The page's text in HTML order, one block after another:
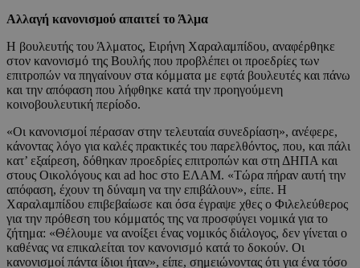
Αλλαγή κανονισμού απαιτεί το Άλμα
Η βουλευτής του Άλματος, Ειρήνη Χαραλαμπίδου, αναφέρθηκε
στον κανονισμό της Βουλής που προβλέπει οι προεδρίες των
επιτροπών να πηγαίνουν στα κόμματα με εφτά βουλευτές και πάνω
και την απόφαση που λήφθηκε κατά την προηγούμενη
κοινοβουλευτική περίοδο.
«Οι κανονισμοί πέρασαν στην τελευταία συνεδρίαση», ανέφερε,
κάνοντας λόγο για καλές πρακτικές του παρελθόντος, που, και πάλι
κατ’ εξαίρεση, δόθηκαν προεδρίες επιτροπών και στη ΔΗΠΑ και
στους Οικολόγους και ad hoc στο ΕΛΑΜ. «Τώρα πήραν αυτή την
απόφαση, έχουν τη δύναμη να την επιβάλουν», είπε. Η
Χαραλαμπίδου επιβεβαίωσε και όσα έγραψε χθες ο Φιλελεύθερος
για την πρόθεση του κόμματός της να προσφύγει νομικά για το
ζήτημα: «Θέλουμε να ανοίξει ένας νομικός διάλογος, δεν γίνεται ο
καθένας να επικαλείται τον κανονισμό κατά το δοκούν. Οι
κανονισμοί πάντα ίδιοι ήταν», είπε, σημειώνοντας ότι για ένα τόσο